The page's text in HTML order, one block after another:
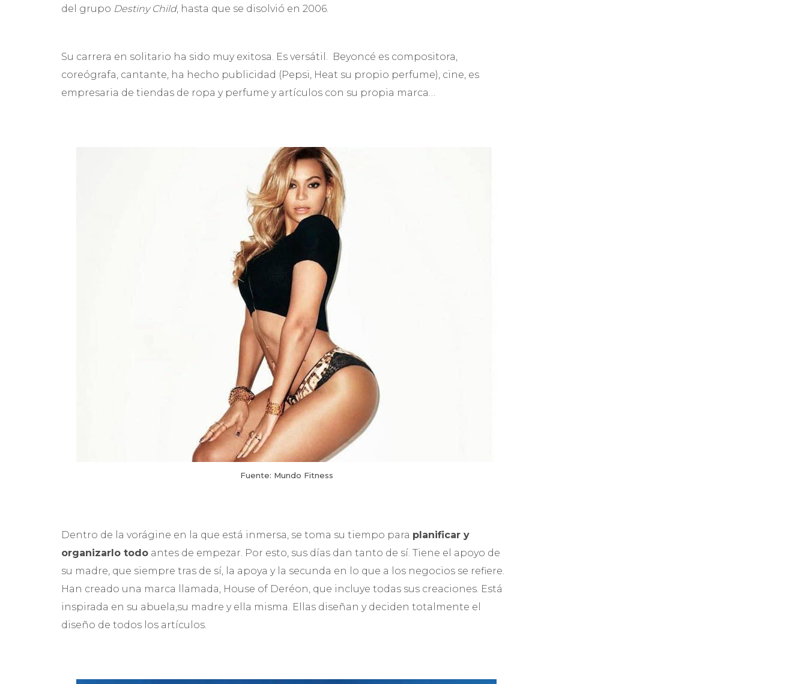
del grupo Destiny Child, hasta que se disolvió en 2006.
Su carrera en solitario ha sido muy exitosa. Es versátil. Beyoncé es compositora,
coreógrafa, cantante, ha hecho publicidad (Pepsi, Heat su propio perfume), cine, es
empresaria de tiendas de ropa y perfume y artículos con su propia marca…
Fuente: Mundo Fitness
Dentro de la vorágine en la que está inmersa, se toma su tiempo para planificar y
organizarlo todo antes de empezar. Por esto, sus días dan tanto de sí. Tiene el apoyo de
su madre, que siempre tras de sí, la apoya y la secunda en lo que a los negocios se refiere.
Han creado una marca llamada, House of Deréon, que incluye todas sus creaciones. Está
inspirada en su abuela,su madre y ella misma. Ellas diseñan y deciden totalmente el
diseño de todos los artículos.